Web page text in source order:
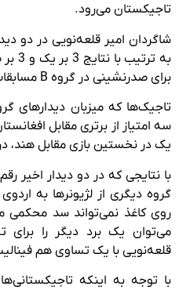
تاجیکستان می‌رود.
شاگردان امیر قلعه‌نویی در دو
به
برای صدرنشینی در گروه B مسابقات نیاز به یک امتیاز دیگر دارند.
یک در نخستین بازی مقابل هند،
با نتایجی که در دو دیدار اخیر
گروه دیگری از لژیونرها به
روی کاغذ نمی‌تواند سد محکمی
می‌توان یک برد دیگر را برای
قلعه‌نویی با یک تساوی هم
با توجه به اینکه